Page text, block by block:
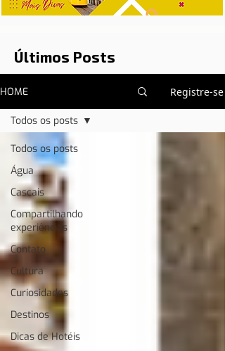
Últimos Posts
HOME Registre-se
Todos os posts
Água
Cascais
Compartilhando
experiências
Contato
Cultura
Curiosidades
Destinos
Dicas de Hotéis
Todos os posts